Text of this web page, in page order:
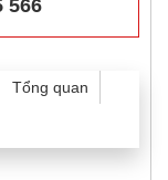
566
Tổng quan